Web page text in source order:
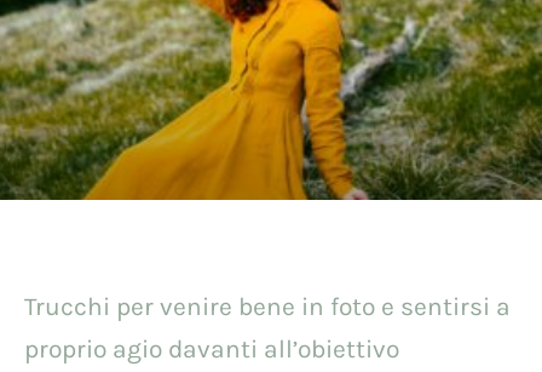
Trucchi per venire bene in foto e sentirsi a
proprio agio davanti all’obiettivo